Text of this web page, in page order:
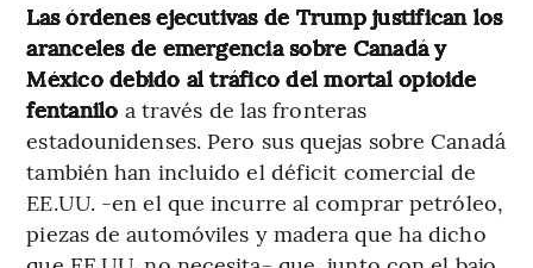
Las órdenes ejecutivas de Trump justifican los
aranceles de emergencia sobre Canadá y
México debido al tráfico del mortal opioide
fentanilo a través de las fronteras
estadounidenses. Pero sus quejas sobre Canadá
también han incluido el déficit comercial de
EE.UU. -en el que incurre al comprar petróleo,
piezas de automóviles y madera que ha dicho